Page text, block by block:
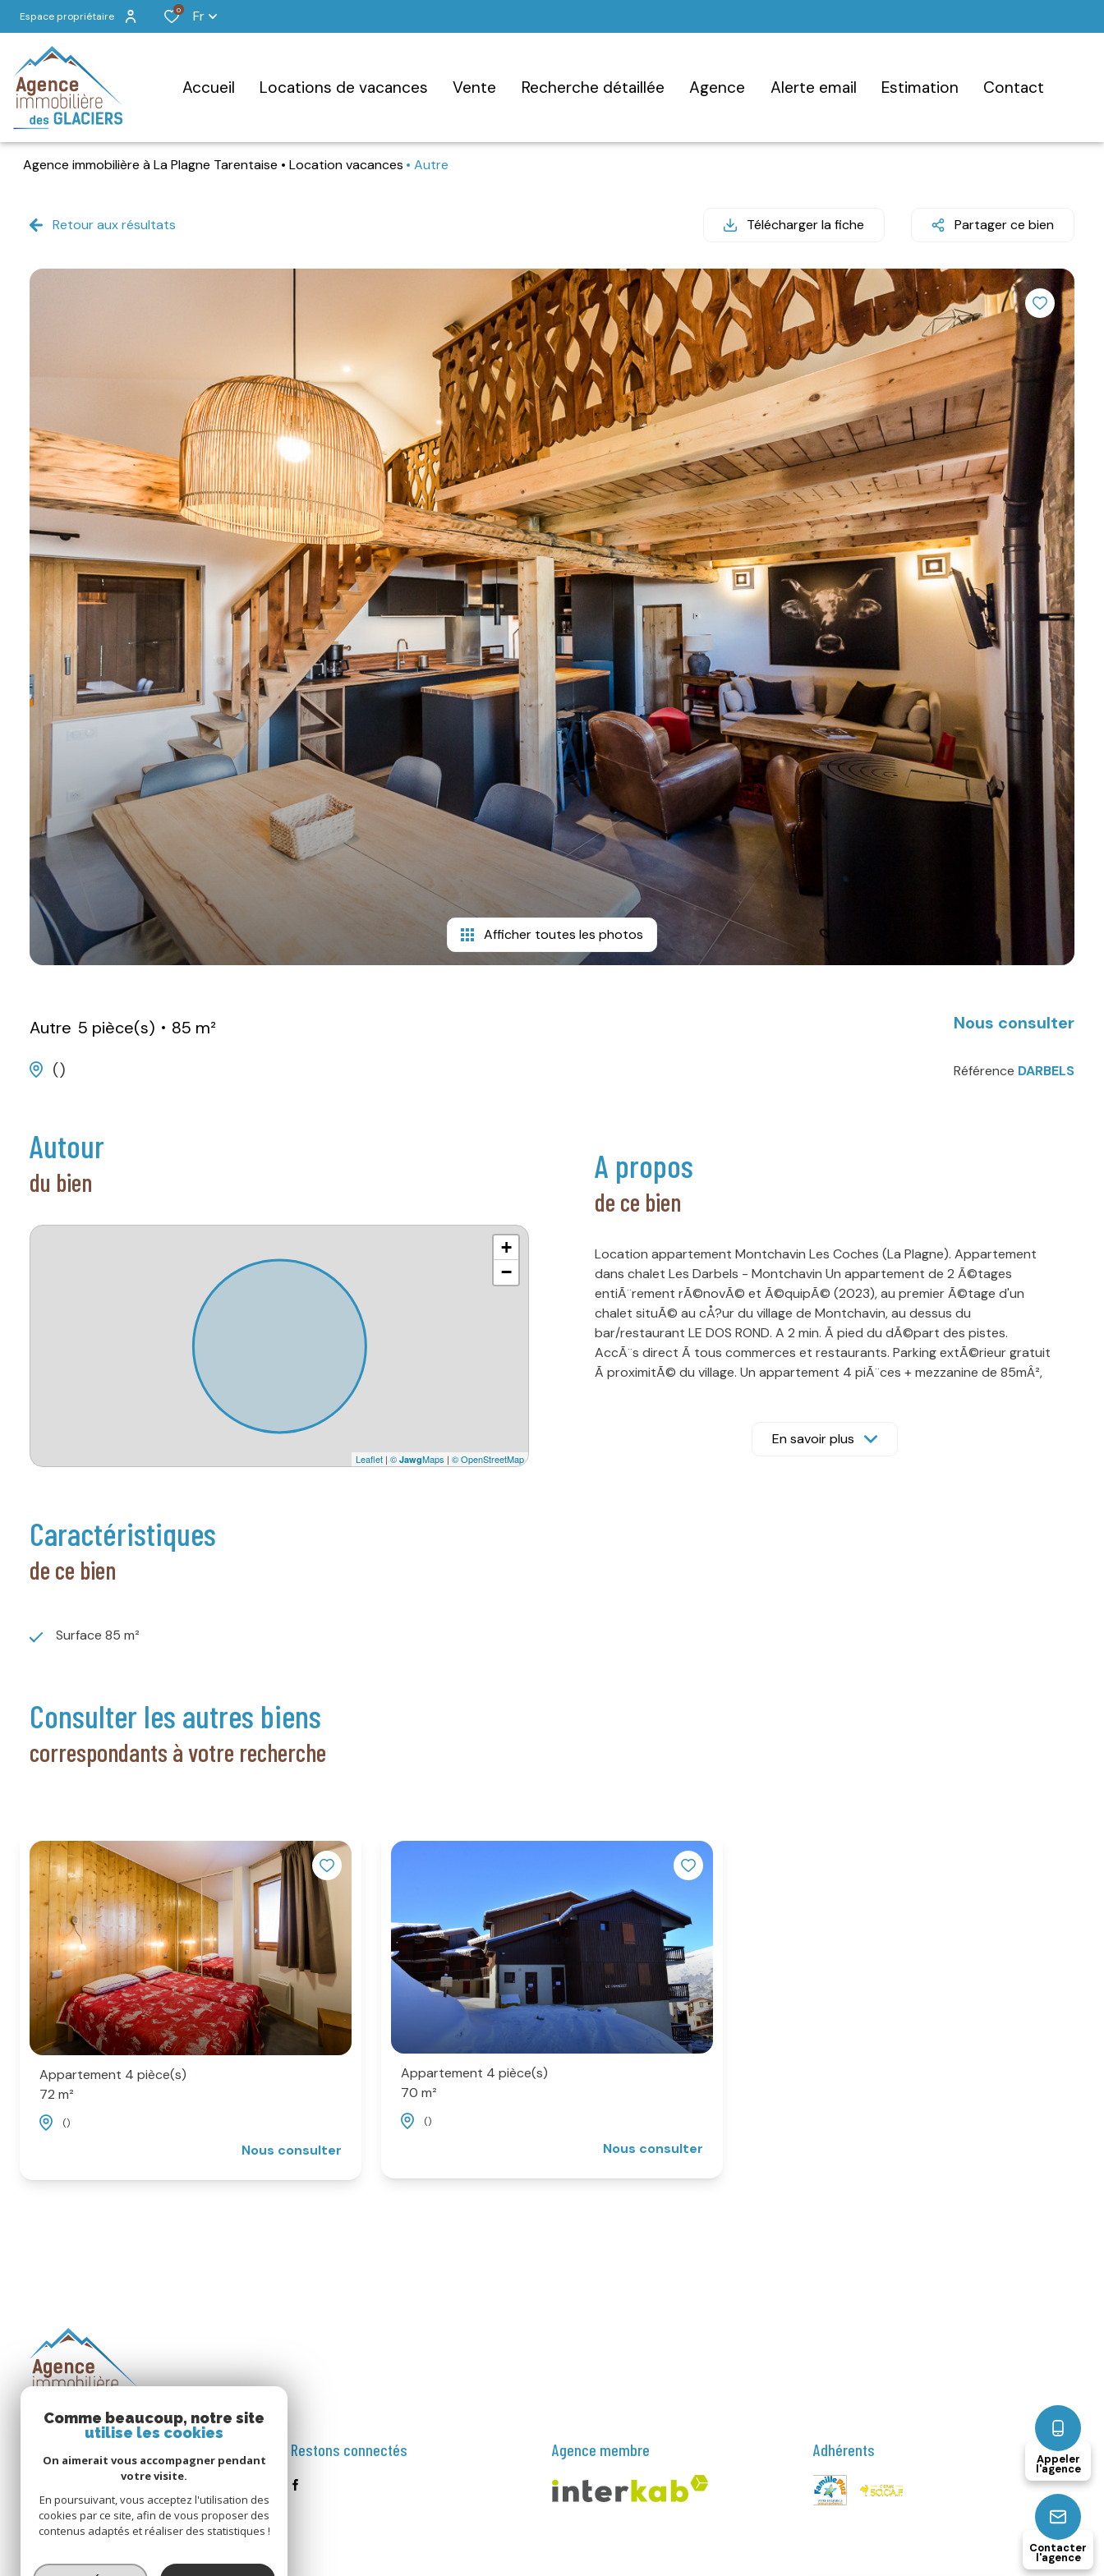
Espace propriétaire
0 Fr
accueil locations de vacances vente recherche détaillée agence alerte email estimation contact
Agence immobilière à La Plagne Tarentaise Location vacances Autre
Appeler
l'agence
Contacter
l'agence
Retour aux résultats Télécharger la fiche Partager ce bien
Afficher toutes les photos
Autre 5 pièce(s)
85 m²
()
Nous consulter
Référence DARBELS
autour
du bien
+
−
Leaflet | © JawgMaps | © OpenStreetMap
a propos
de ce bien
Location appartement Montchavin Les Coches (La Plagne). Appartement
dans chalet Les Darbels - Montchavin Un appartement de 2 Ã©tages
entiÃ¨rement rÃ©novÃ© et Ã©quipÃ© (2023), au premier Ã©tage d'un
chalet situÃ© au cÅ?ur du village de Montchavin, au dessus du
bar/restaurant LE DOS ROND. A 2 min. Ã pied du dÃ©part des pistes.
AccÃ¨s direct Ã tous commerces et restaurants. Parking extÃ©rieur gratuit
Ã proximitÃ© du village. Un appartement 4 piÃ¨ces + mezzanine de 85mÂ²,
granulÃ©s. EntrÃ©e terrasse sud avec vue sur les ruelles du village. Niveau 1 :
*Cuisine ouverte sur sÃ©jour Ã©quipÃ©e Ã neuf avec ilot central : 4
remise de vos clefs. ; louer des Ã©quipements bÃ©bÃ© ; louer linge de lit
et/ou de toilette. Accueil et remise de clÃ©s : Agence immobiliÃ¨re des
Glaciers - Chalet Meiringen - Montchavin - 73210 LA PLAGNE TARENTAISE ;
TÃ©l : 04.79.04.22.86
En savoir plus
caractéristiques
de ce bien
Surface 85 m²
consulter les autres biens
correspondants à votre recherche
Appartement 4 pièce(s)
72 m²
()
Nous consulter
Appartement 4 pièce(s)
70 m²
()
Nous consulter
DES GLACIERS
04.79.04.22.86
info@immoglaciers.fr
73210 LA PLAGNE TARENTAISE
Restons connectés Agence membre Adhérents
Comme beaucoup, notre site
utilise les cookies
On aimerait vous accompagner pendant
votre visite.
En poursuivant, vous acceptez l'utilisation des
cookies par ce site, afin de vous proposer des
contenus adaptés et réaliser des statistiques !